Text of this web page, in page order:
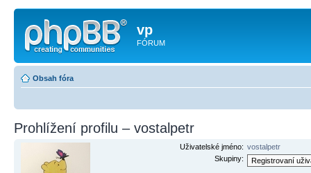
vp
FÓRUM
Obsah fóra
Prohlížení profilu – vostalpetr
Uživatelské jméno: vostalpetr
Skupiny: